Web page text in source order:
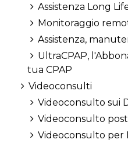
Assistenza Long
Monitoraggio
Assistenza,
UltraCPAP,
tua CPAP
Videoconsulti
Videoconsulto sui
Videoconsulto
Videoconsulto per